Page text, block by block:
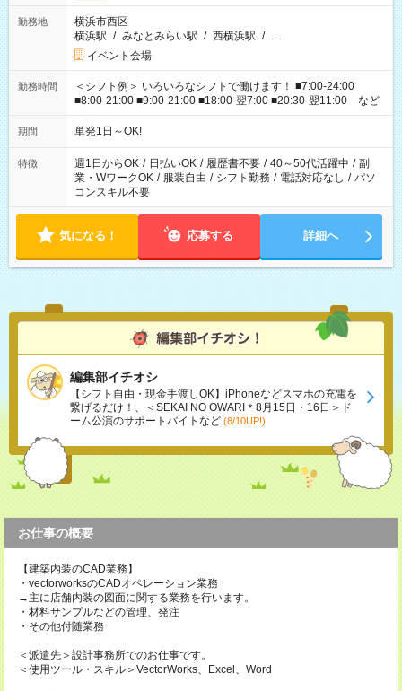
勤務地
横浜市西区
横浜駅 / みなとみらい駅 / 西横浜駅 / …
イベント会場
勤務時間
＜シフト例＞ いろいろなシフトで働けます！ ■7:00-24:00
■8:00-21:00 ■9:00-21:00 ■18:00-翌7:00 ■20:30-翌11:00 など
期間 単発1日～OK!
特徴 週1日からOK / 日払いOK / 履歴書不要 / 40～50代活躍中 / 副
業・WワークOK / 服装自由 / シフト勤務 / 電話対応なし / パソ
コンスキル不要
気になる！ 応募する 詳細へ
編集部イチオシ
【シフト自由・現金手渡しOK】iPhoneなどスマホの充電を
繋げるだけ！、＜SEKAI NO OWARI＊8月15日・16日＞ド
ーム公演のサポートバイトなど (8/10UP!)
お仕事の概要
【建築内装のCAD業務】
・vectorworksのCADオペレーション業務
→主に店舗内装の図面に関する業務を行います。
・材料サンプルなどの管理、発注
・その他付随業務
＜派遣先＞設計事務所でのお仕事です。
＜使用ツール・スキル＞VectorWorks、Excel、Word